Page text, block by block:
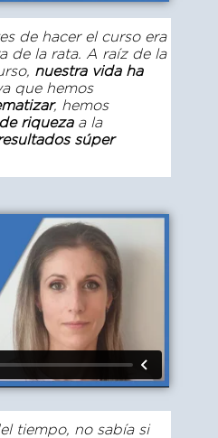
de hacer el curso era
de la rata. A raíz de la
nuestra vida ha
que hemos
, hemos
riquezaa la
súper
tiempo, no sabía si